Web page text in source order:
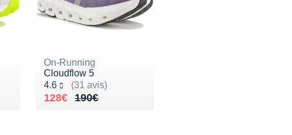
On-Running
Cloudflow 5
4.6
(31 avis)
Noté 4.6 sur 5
190€
Au lieu de 190€
128€
Vendu 128€